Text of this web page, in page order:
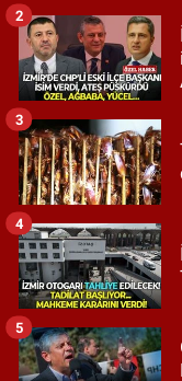
2
3
4
5